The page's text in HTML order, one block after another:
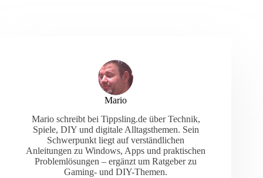
Mario
Mario schreibt bei Tippsling.de über Technik,
Spiele, DIY und digitale Alltagsthemen. Sein
Schwerpunkt liegt auf verständlichen
Anleitungen zu Windows, Apps und praktischen
Problemlösungen – ergänzt um Ratgeber zu
Gaming- und DIY-Themen.